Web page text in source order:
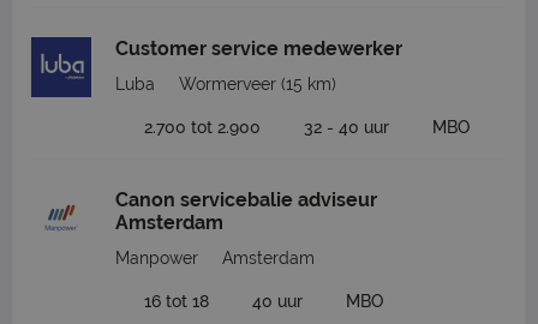
Customer service medewerker
Luba Wormerveer (15 km)
2.700 tot 2.900 32 - 40 uur MBO
Canon servicebalie adviseur
Amsterdam
Manpower Amsterdam
16 tot 18 40 uur MBO